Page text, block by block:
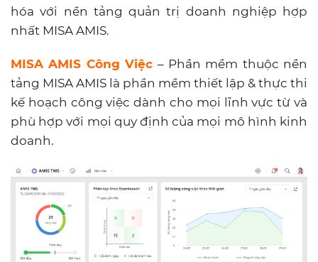
hóa với nền tảng quản trị doanh nghiệp hợp
nhất MISA AMIS.
MISA AMIS Công Việc – Phần mềm thuộc nền
tảng MISA AMIS là phần mềm thiết lập & thực thi
kế hoạch công việc dành cho mọi lĩnh vực từ và
phù hợp với mọi quy định của mọi mô hình kinh
doanh.